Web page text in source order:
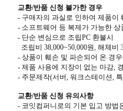
교환/반품 신청 불가한 경우
- 구매자의 과실로 인하여 제품이
- 소프트웨어 등 복제가 가능한
- 단순 변심으로 조립PC 환불시
조립비 38,000~50,000원, 해체비
- 상품이 훼손 및 파손되어 온 경
- 제품 사용에 지장이 없는 마감,
- 주문제작(서버, 워크스테이션,
교환/반품 신청 유의사항
- 코잇컴퍼니로의 기본 입고 방법